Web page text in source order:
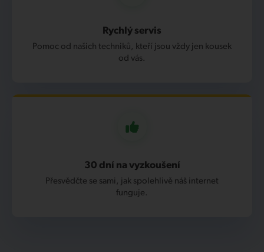
Rychlý servis
Pomoc od našich techniků, kteří jsou vždy jen kousek
od vás.
30 dní na vyzkoušení
Přesvědčte se sami, jak spolehlivě náš internet
funguje.